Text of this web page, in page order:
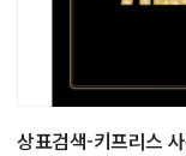
상표검색-키프리스